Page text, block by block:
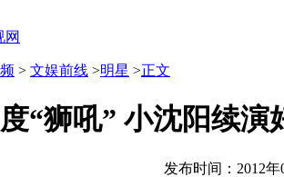
网
> 文娱前线 >明星 >正文
“狮吼” 小沈阳续演
发布时间：2012年